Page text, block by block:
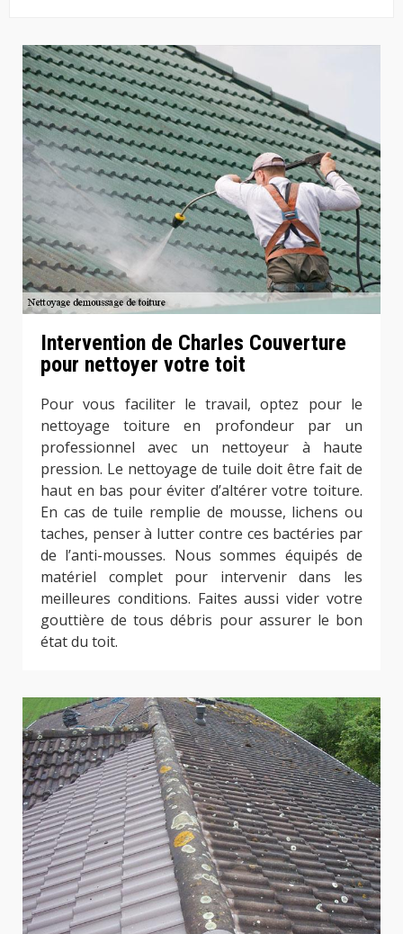
Intervention de Charles Couverture
pour nettoyer votre toit
Pour vous faciliter le travail, optez pour le
nettoyage toiture en profondeur par un
professionnel avec un nettoyeur à haute
pression. Le nettoyage de tuile doit être fait de
haut en bas pour éviter d’altérer votre toiture.
En cas de tuile remplie de mousse, lichens ou
taches, penser à lutter contre ces bactéries par
de l’anti-mousses. Nous sommes équipés de
matériel complet pour intervenir dans les
meilleures conditions. Faites aussi vider votre
gouttière de tous débris pour assurer le bon
état du toit.